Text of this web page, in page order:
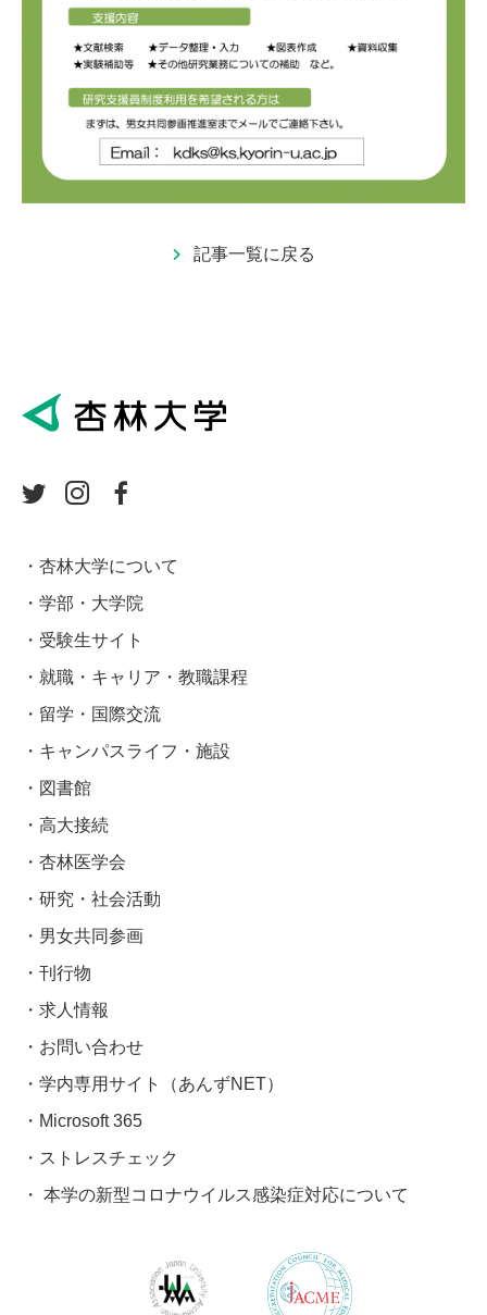
記事一覧に戻る
杏林大学について
学部・大学院
受験生サイト
就職・キャリア・教職課程
留学・国際交流
キャンパスライフ・施設
図書館
高大接続
杏林医学会
研究・社会活動
男女共同参画
刊行物
求人情報
お問い合わせ
学内専用サイト（あんずNET）
Microsoft 365
ストレスチェック
本学の新型コロナウイルス感染症対応について